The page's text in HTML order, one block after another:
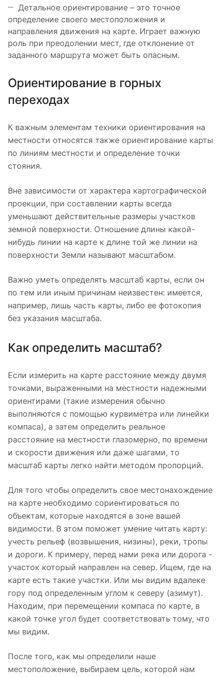
Детальное ориентирование – это точное
определение своего местоположения и
направления движения на карте. Играет важную
роль при преодолении мест, где отклонение от
заданного маршрута может быть опасным.
Ориентирование в горных
переходах
К важным элементам техники ориентирования на
местности относятся также ориентирование карты
по линиям местности и определение точки
стояния.
Вне зависимости от характера картографической
проекции, при составлении карты всегда
уменьшают действительные размеры участков
земной поверхности. Отношение длины какой-
нибудь линии на карте к длине той же линии на
поверхности Земли называют масштабом.
Важно уметь определять масштаб карты, если он
по тем или иным причинам неизвестен: имеется,
например, лишь часть карты, либо ее фотокопия
без указания масштаба.
Как определить масштаб?
Если измерить на карте расстояние между двумя
точками, выраженными на местности надежными
ориентирами (такие измерения обычно
выполняются с помощью курвиметра или линейки
компаса), а затем определить реальное
расстояние на местности глазомерно, по времени
и скорости движения или даже шагами, то
масштаб карты легко найти методом пропорций.
Для того чтобы определить свое местонахождение
на карте необходимо сориентироваться по
объектам, которые находятся в зоне вашей
видимости. В этом поможет умение читать карту:
учесть рельеф (возвышения, низины), реки, тропы
и дороги. К примеру, перед нами река или дорога -
участок который направлен на север. Ищем, где на
карте есть такие участки. Или мы видим вдалеке
гору под определенным углом к северу (азимут).
Находим, при перемещении компаса по карте, в
какой точке угол будет соответствовать тому, что
мы видим.
После того, как мы определили наше
местоположение, выбираем цель, которой нам